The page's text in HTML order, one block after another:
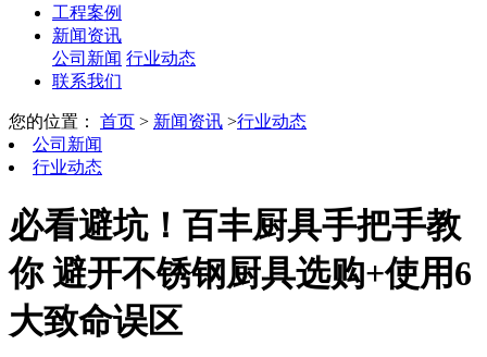
工程案例
新闻资讯
公司新闻 行业动态
联系我们
您的位置： 首页 > 新闻资讯 >行业动态
公司新闻
行业动态
必看避坑！百丰厨具手把手教
你 避开不锈钢厨具选购+使用6
大致命误区